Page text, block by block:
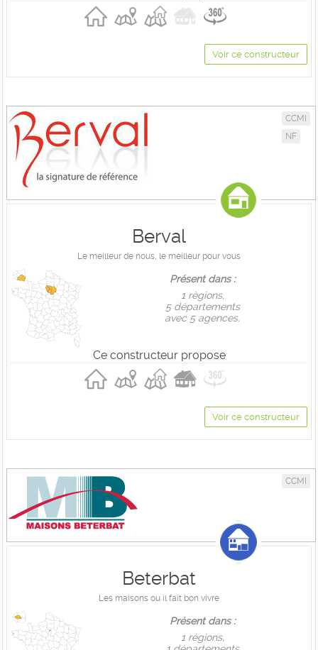
Voir ce constructeur
CCMI
NF
Berval
Le meilleur de nous, le meilleur pour vous
Présent dans :
1 règions,
5 départements
avec 5 agences.
Ce constructeur propose
Voir ce constructeur
CCMI
Beterbat
Les maisons ou il fait bon vivre
Présent dans :
1 règions,